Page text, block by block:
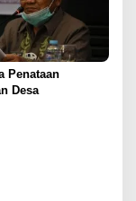
Penataan
Desa